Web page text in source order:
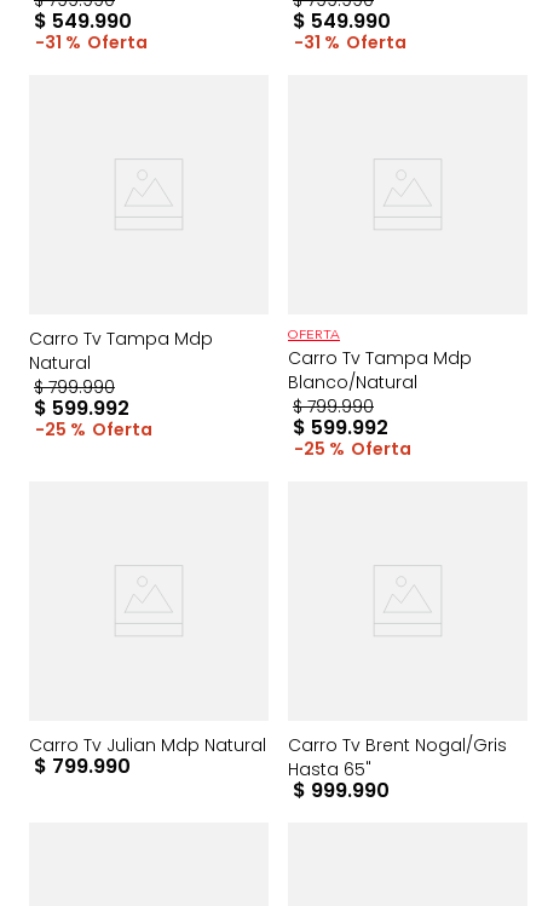
$ 549.990
31 %
$ 549.990
31 %
Carro Tv Tampa Mdp
Natural
$ 799.990
$ 599.992
25 %
OFERTA
Carro Tv Tampa Mdp
Blanco/Natural
$ 799.990
$ 599.992
25 %
Carro Tv Julian Mdp Natural
$ 799.990
Carro Tv Brent Nogal/Gris
Hasta 65"
$ 999.990